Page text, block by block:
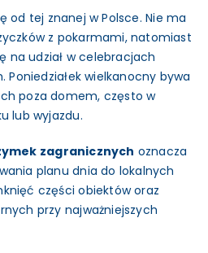
od tej znanej w Polsce. Nie ma
z pokarmami, natomiast
na udział w celebracjach
wielkanocny bywa
poza domem, często w
lub wyjazdu.
zagranicznych oznacza
planu dnia do lokalnych
części obiektów oraz
przy najważniejszych